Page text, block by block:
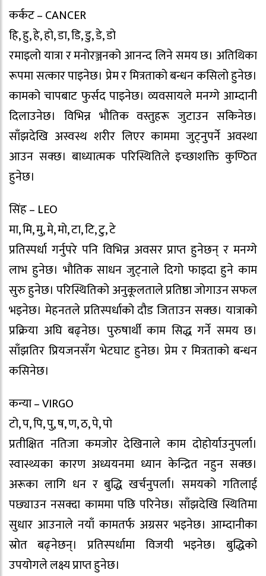
कर्कट – CANCER
हि, हु, हे, हो, डा, डि, डु, डे, डो
रमाइलो यात्रा र मनोरञ्जनको आनन्द लिने समय छ। अतिथिका
रूपमा सत्कार पाइनेछ। प्रेम र मित्रताको बन्धन कसिलो हुनेछ।
कामको चापबाट फुर्सद पाइनेछ। व्यवसायले मनग्गे आम्दानी
दिलाउनेछ। विभिन्न भौतिक वस्तुहरू जुटाउन सकिनेछ।
साँझदेखि अस्वस्थ शरीर लिएर काममा जुट्नुपर्ने अवस्था
आउन सक्छ। बाध्यात्मक परिस्थितिले इच्छाशक्ति कुण्ठित
हुनेछ।
सिंह – LEO
मा, मि, मु, मे, मो, टा, टि, टु, टे
प्रतिस्पर्धा गर्नुपरे पनि विभिन्न अवसर प्राप्त हुनेछन् र मनग्गे
लाभ हुनेछ। भौतिक साधन जुट्नाले दिगो फाइदा हुने काम
सुरु हुनेछ। परिस्थितिको अनुकूलताले प्रतिष्ठा जोगाउन सफल
भइनेछ। मेहनतले प्रतिस्पर्धाको दौड जिताउन सक्छ। यात्राको
प्रक्रिया अघि बढ्नेछ। पुरुषार्थी काम सिद्ध गर्ने समय छ।
साँझतिर प्रियजनसँग भेटघाट हुनेछ। प्रेम र मित्रताको बन्धन
कसिनेछ।
कन्या – VIRGO
टो, प, पि, पु, ष, ण, ठ, पे, पो
प्रतीक्षित नतिजा कमजोर देखिनाले काम दोहोर्याउनुपर्ला।
स्वास्थ्यका कारण अध्ययनमा ध्यान केन्द्रित नहुन सक्छ।
अरूका लागि धन र बुद्धि खर्चनुपर्ला। समयको गतिलाई
पछ्याउन नसक्दा काममा पछि परिनेछ। साँझदेखि स्थितिमा
सुधार आउनाले नयाँ कामतर्फ अग्रसर भइनेछ। आम्दानीका
स्रोत बढ्नेछन्। प्रतिस्पर्धामा विजयी भइनेछ। बुद्धिको
उपयोगले लक्ष्य प्राप्त हुनेछ।